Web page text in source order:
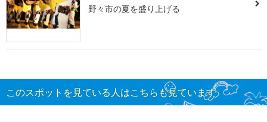
野々市の夏を盛り上げる
このスポットを見ている人はこちらも見ています